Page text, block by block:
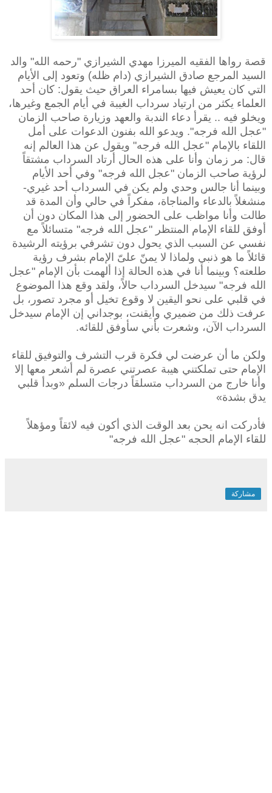
قصة رواها الفقيه الميرزا مهدي الشيرازي "رحمه الله" والد
السيد المرجع صادق الشيرازي (دام ظله) وتعود إلى الأيام
التي كان يعيش فيها بسامراء العراق حيث يقول: كان أحد
العلماء يكثر من ارتياد سرداب الغيبة في أيام الجمع وغيرها،
ويخلو فيه .. يقرأ دعاء الندبة والعهد وزيارة صاحب الزمان
"عجل الله فرجه". ويدعو الله بفنون الدعوات على أمل
اللقاء بالإمام "عجل الله فرجه" ويقول عن هذا العالم إنه
قال: مر زمان وأنا على هذه الحال أرتاد السرداب مشتقاً
لرؤية صاحب الزمان "عجل الله فرجه" وفي أحد الأيام
وبينما أنا جالس وحدي ولم يكن في السرداب أحد غيري-
منشغلاً بالدعاء والمناجاة، مفكراً في حالي وأن المدة قد
طالت وأنا مواظب على الحضور إلى هذا المكان دون أن
أوفق للقاء الإمام المنتظر "عجل الله فرجه" متسائلاً مع
نفسي عن السبب الذي يحول دون تشرفي برؤيته الرشيدة
قائلاً ما هو ذنبي ولماذا لا يمنّ علىّ الإمام بشرف رؤية
طلعته؟ وبينما أنا في هذه الحالة إذا ألهمت بأن الإمام "عجل
الله فرجه" سيدخل السرداب حالاً، ولقد وقع هذا الموضوع
في قلبي على نحو اليقين لا وقوع تخيل أو مجرد تصور، بل
عرفت ذلك من ضميري وأيقنت، بوجداني إن الإمام سيدخل
السرداب الآن، وشعرت بأني سأوفق للقائه.
ولكن ما أن عرضت لي فكرة قرب التشرف والتوفيق للقاء
الإمام حتى تملكتني هيبة عصرتني عصرة لم أشعر معها إلا
وأنا خارج من السرداب متسلقاً درجات السلم «وبدأ قلبي
يدق بشدة»
فأدركت انه يحن بعد الوقت الذي أكون فيه لائقاً ومؤهلاً
للقاء الإمام الحجه "عجل الله فرجه"
مشاركة